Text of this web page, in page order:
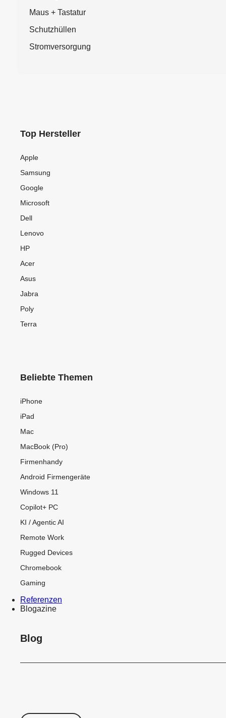
Maus + Tastatur
Schutzhüllen
Stromversorgung
Top Hersteller
Apple
Samsung
Google
Microsoft
Dell
Lenovo
HP
Acer
Asus
Jabra
Poly
Terra
Beliebte Themen
iPhone
iPad
Mac
MacBook (Pro)
Firmenhandy
Android Firmengeräte
Windows 11
Copilot+ PC
KI / Agentic AI
Remote Work
Rugged Devices
Chromebook
Gaming
Referenzen
Blogazine
Blog